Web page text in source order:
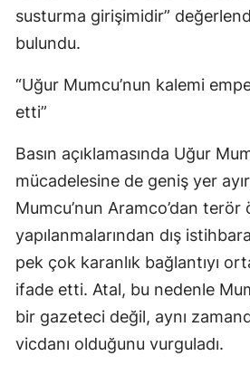
susturma girişimidir”
bulundu.
“Uğur Mumcu’nun kalemi
etti”
Basın açıklamasında Uğur
mücadelesine de geniş yer
Mumcu’nun Aramco’dan
yapılanmalarından dış
pek çok karanlık bağlantıyı
ifade etti. Atal, bu nedenle
bir gazeteci değil, aynı
vicdanı olduğunu vurguladı.